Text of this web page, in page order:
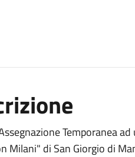
Temporanea
Milani" di San Giorgio di